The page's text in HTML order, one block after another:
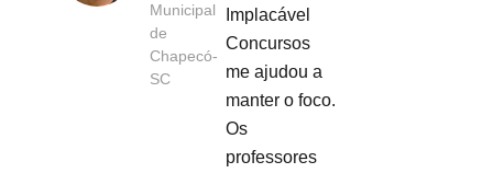
Municipal
de
Chapecó-
SC
Implacável
Concursos
me ajudou a
manter o foco.
Os
professores